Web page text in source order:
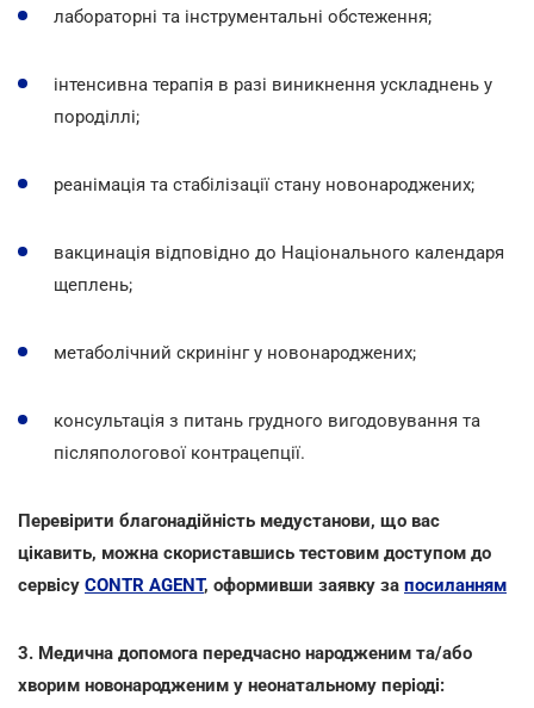
лабораторні та інструментальні обстеження;
інтенсивна терапія в разі виникнення ускладнень у
породіллі;
реанімація та стабілізації стану новонароджених;
вакцинація відповідно до Національного календаря
щеплень;
метаболічний скринінг у новонароджених;
консультація з питань грудного вигодовування та
післяпологової контрацепції.
Перевірити благонадійність медустанови, що вас
цікавить, можна скориставшись тестовим доступом до
сервісу CONTR AGENT, оформивши заявку за посиланням
3. Медична допомога передчасно народженим та/або
хворим новонародженим у неонатальному періоді: